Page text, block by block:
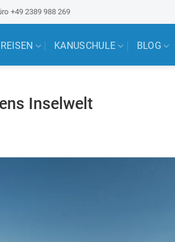
+49 2389 988 269
KANUSCHULE BLOG
Inselwelt